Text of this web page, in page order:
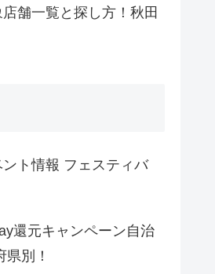
舗一覧と探し方！秋田
ント情報 フェスティバ
還元キャンペーン自治
別！